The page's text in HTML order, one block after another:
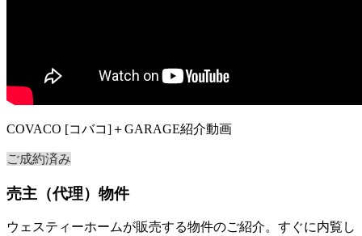
COVACO [コバコ]＋GARAGE紹介動画
ご成約済み
売主（代理）物件
ウェスティーホームが販売する物件のご紹介。すぐに内覧し